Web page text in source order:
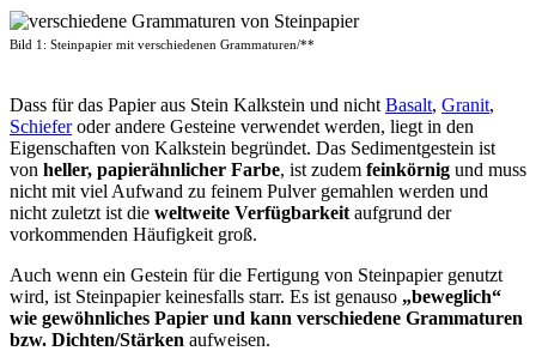
Bild 1: Steinpapier mit verschiedenen Grammaturen/**
Dass für das Papier aus Stein Kalkstein und nicht Basalt, Granit,
Schieferoder andere Gesteine verwendet werden, liegt in den
Eigenschaften von Kalkstein begründet. Das Sedimentgestein ist
von heller, papierähnlicher Farbe, ist zudem feinkörnig und muss
nicht mit viel Aufwand zu feinem Pulver gemahlen werden und
nicht zuletzt ist die weltweite Verfügbarkeit aufgrund der
vorkommenden Häufigkeit groß.
Auch wenn ein Gestein für die Fertigung von Steinpapier genutzt
wird, ist Steinpapier keinesfalls starr. Es ist genauso „beweglich“
wie gewöhnliches Papier und kann verschiedene Grammaturen
bzw. Dichten/Stärken aufweisen.